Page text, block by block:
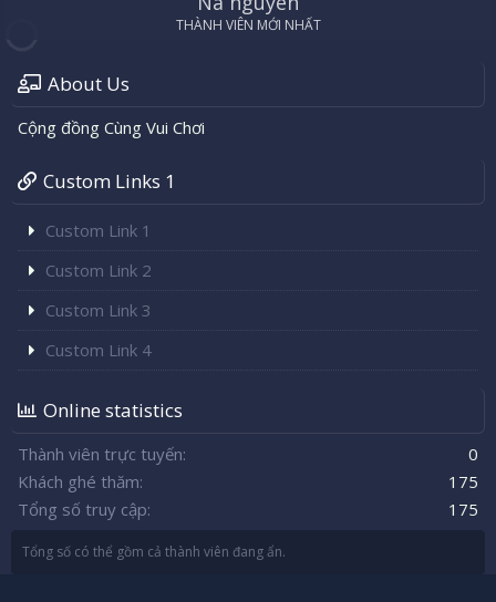
THÀNH VIÊN MỚI NHẤT
About Us
Cộng đồng Cùng Vui Chơi
Custom Links 1
Custom Link 1
Custom Link 2
Custom Link 3
Custom Link 4
Online statistics
Thành viên trực tuyến
0
Khách ghé thăm
175
Tổng số truy cập
175
Tổng số có thể gồm cả thành viên đang ẩn.